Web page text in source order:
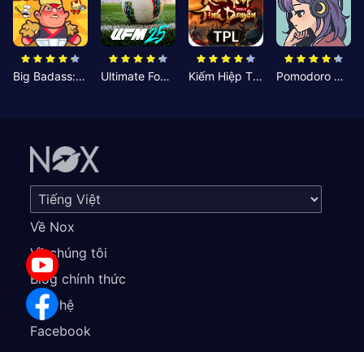
Big Badass: Game AFK Idle RPG Ultimate Football Manager Kiếm Hiệp Tình Duyên Pomodoro Nhỏ: Giờ Tập Trung
Về Nox
Về chúng tôi
Blog chính thức
Liên hệ
Facebook